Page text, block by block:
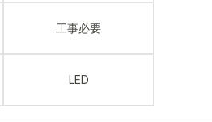
工事必要
LED